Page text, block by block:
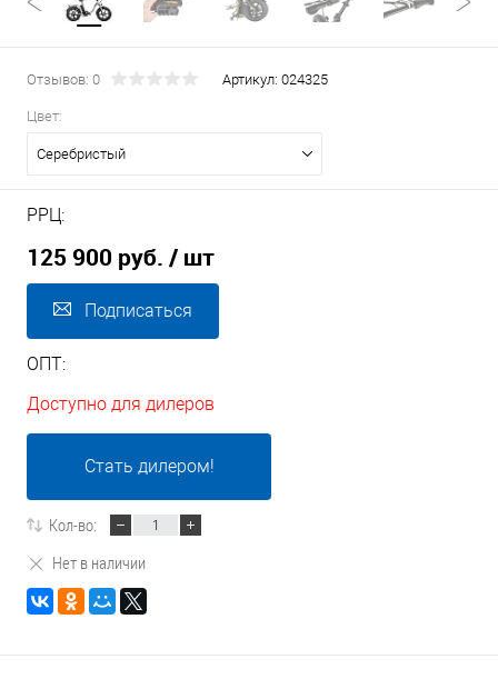
Отзывов: 0 Артикул: 024325
Цвет:
Серебристый
РРЦ:
125 900 руб. / шт
Подписаться
ОПТ:
Доступно для дилеров
Стать дилером!
Кол-во:
Нет в наличии